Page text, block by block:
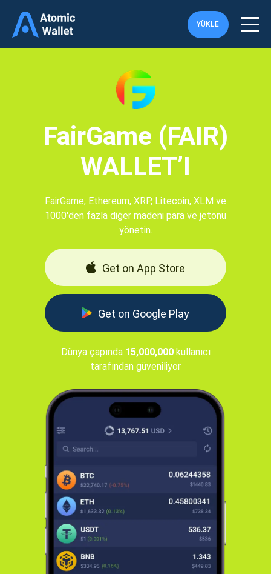
YÜKLE
FairGame (FAIR)
WALLET’I
FairGame, Ethereum, XRP, Litecoin, XLM ve
1000'den fazla diğer madeni para ve jetonu
yönetin.
Get on App Store
Get on Google Play
Dünya çapında 15,000,000kullanıcı
tarafından güveniliyor